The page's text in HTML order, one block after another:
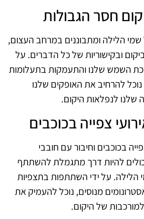
חסר הגבולות
הלילה ומתבוננים במרחב העצום,
ובקישוריות של כל הדברים. על
השמש שלנו והתעמקות בתעלומות
להרחיב את האופקים שלנו
לנפלאות היקום.
צפייה בכוכבים
בכוכבים וחיבור עם חובבי
להיות דרך מתגמלת להשתתף
על ידי השתתפות בתצפיות
מנוסים, נוכל להעמיק את
של היקום.